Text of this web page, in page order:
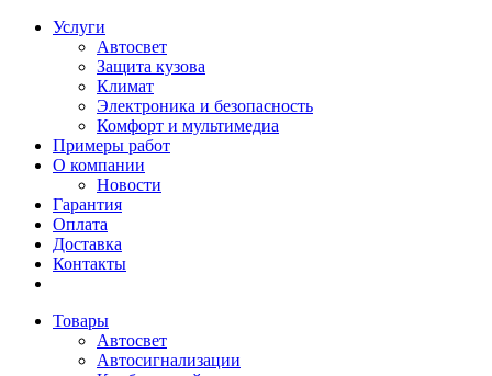
Услуги
Автосвет
Защита кузова
Климат
Электроника и безопасность
Комфорт и мультимедиа
Примеры работ
О компании
Новости
Гарантия
Оплата
Доставка
Контакты
Товары
Автосвет
Автосигнализации